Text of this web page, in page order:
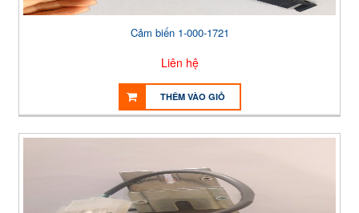
Cảm biến 1-000-1721
Liên hệ
THÊM VÀO GIỎ